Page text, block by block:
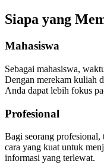
Siapa yang
Mahasiswa
Sebagai mahasiswa,
Dengan merekam kuliah
Anda dapat lebih fokus
Profesional
Bagi seorang profesional,
cara yang kuat untuk
informasi yang terlewat.